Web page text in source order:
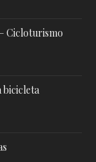
Cicloturismo
bicicleta